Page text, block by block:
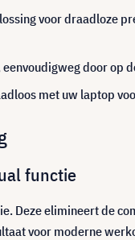
voor draadloze
door op
met uw laptop
functie
Deze elimineert de
voor moderne